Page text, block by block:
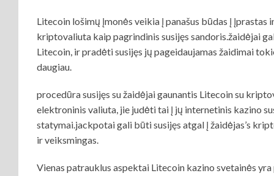
Litecoin lošimų įmonės veikia į panašus būdas į įprastas
kriptovaliuta kaip pagrindinis susijęs sandoris.žaidėjai
Litecoin, ir pradėti susijęs jų pageidaujamas žaidimai
daugiau.
procedūra susijęs su žaidėjai gaunantis Litecoin su
elektroninis valiuta, jie judėti tai į jų internetinis kazino
statymai.jackpotai gali būti susijęs atgal į žaidėjas’s
ir veiksmingas.
Vienas patrauklus aspektai Litecoin kazino svetainės